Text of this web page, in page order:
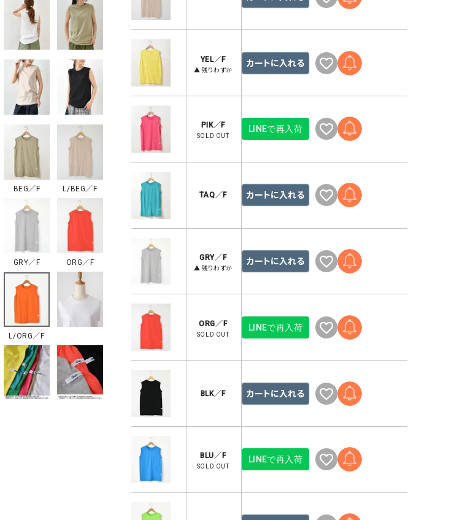
blue willow（ブルーウィロー） prit（プリット）
CUBE SUGAR（キューブシュガー）
CONVERSE ALL STAR（コンバースオー
DENIM DUNGAREE（デニムダンガリー）
EVOL（イーボル）
SCOTCH&SODA（スコッチ
Emma Taylor（エマテイラー）
ッド）
G-STAR RAW（ジースターロウ）
ー）
Gives a sense of fullment
ILIMA（イリマ）
BEG／F L/BEG／F
GRY／F ORG／F
L/ORG／F
YEL／F
▲ 残りわずか
カートに入れる
PIK／F
SOLD OUT
LINEで再入荷
TAQ／F カートに入れる
GRY／F
▲ 残りわずか
カートに入れる
ORG／F
SOLD OUT
LINEで再入荷
BLK／F カートに入れる
BLU／F
SOLD OUT
LINEで再入荷